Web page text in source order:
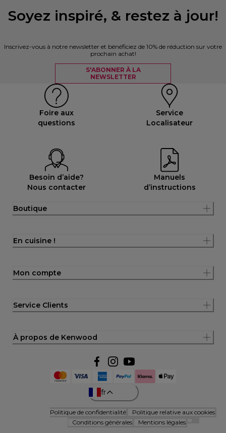
Soyez inspiré, & restez à jour!
Inscrivez-vous à notre newsletter et bénéficiez de 10% de réduction sur votre
prochain achat!
S'ABONNER À LA
NEWSLETTER
Foire aux
questions
Service
Localisateur
Besoin d’aide?
Nous contacter
Manuels
d’instructions
Boutique
En cuisine !
Mon compte
Service Clients
À propos de Kenwood
fr
Politique de confidentialité
Politique relative aux cookies
Conditions générales
Mentions légales